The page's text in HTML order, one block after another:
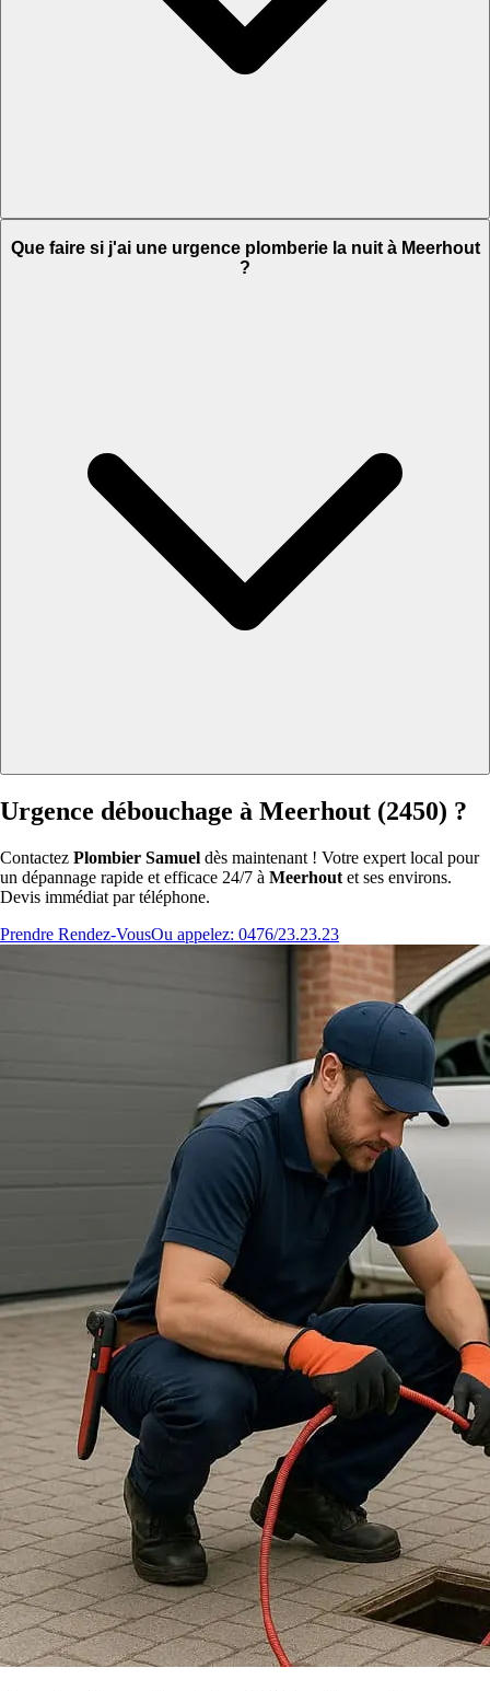
Que faire si j'ai une urgence plomberie la nuit à Meerhout
?
Urgence débouchage à Meerhout (2450) ?
Contactez Plombier Samuel dès maintenant ! Votre expert local pour
un dépannage rapide et efficace 24/7 à Meerhout et ses environs.
Devis immédiat par téléphone.
Prendre Rendez-VousOu appelez: 0476/23.23.23